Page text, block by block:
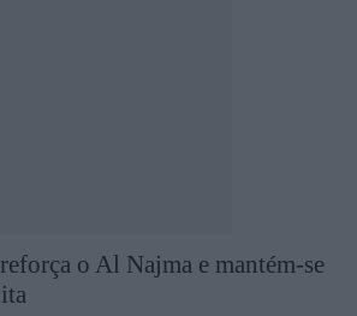
o Al Najma e mantém-se